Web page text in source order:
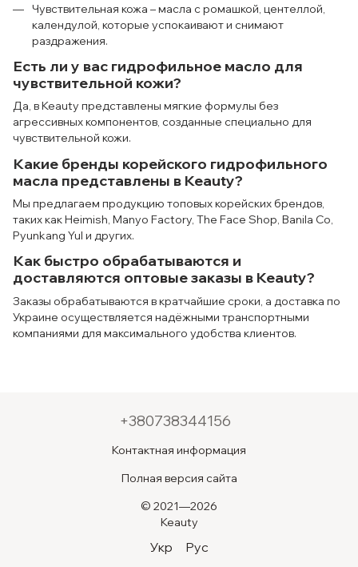
Чувствительная кожа – масла с ромашкой, центеллой,
календулой, которые успокаивают и снимают
раздражения.
Есть ли у вас гидрофильное масло для
чувствительной кожи?
Да, в Keauty представлены мягкие формулы без
агрессивных компонентов, созданные специально для
чувствительной кожи.
Какие бренды корейского гидрофильного
масла представлены в Keauty?
Мы предлагаем продукцию топовых корейских брендов,
таких как Heimish, Manyo Factory, The Face Shop, Banila Co,
Pyunkang Yul и других.
Как быстро обрабатываются и
доставляются оптовые заказы в Keauty?
Заказы обрабатываются в кратчайшие сроки, а доставка по
Украине осуществляется надёжными транспортными
компаниями для максимального удобства клиентов.
+380738344156
Контактная информация
Полная версия сайта
© 2021—2026
Keauty
Укр Рус